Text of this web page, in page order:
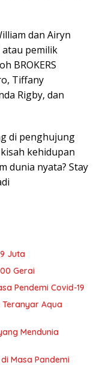
dan Airyn
atau pemilik
BROKERS
Tiffany
Rigby, dan
di penghujung
kehidupan
dunia nyata? Stay
Juta
Gerai
Pendemi Covid-19
Teranyar Aqua
Mendunia
Masa Pandemi